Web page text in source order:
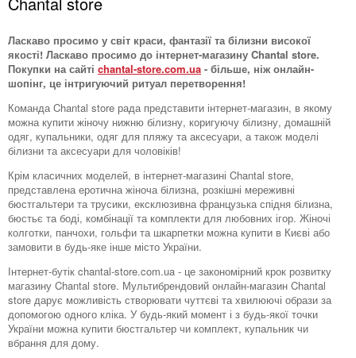
Ласкаво просимо у світ краси, фантазії та білизни високої
якості! Ласкаво просимо до інтернет-магазину Chantal store.
Покупки на сайті chantal-store.com.ua - більше, ніж онлайн-
шопінг, це інтригуючий ритуал перетворення!
Команда Chantal store рада представити інтернет-магазин, в якому
можна купити жіночу нижню білизну, коригуючу білизну, домашній
одяг, купальники, одяг для пляжу та аксесуари, а також моделі
білизни та аксесуари для чоловіків!
Крім класичних моделей, в інтернет-магазині Chantal store,
представлена ​​еротична жіноча білизна, розкішні мереживні
бюстгальтери та трусики, ексклюзивна французька спідня білизна,
бюстьє та боді, комбінації та комплекти для любовних ігор. Жіночі
колготки, панчохи, гольфи та шкарпетки можна купити в Києві або
замовити в будь-яке інше місто України.
Інтернет-бутік chantal-store.com.ua - це закономірний крок розвитку
магазину Chantal store. Мультибрендовий онлайн-магазин Chantal
store дарує можливість створювати чуттєві та хвилюючі образи за
допомогою одного кліка. У будь-який момент і з будь-якої точки
України можна купити бюстгальтер чи комплект, купальник чи
вбрання для дому.